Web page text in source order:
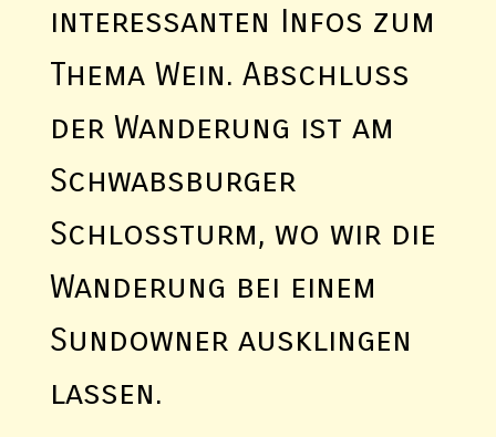
interessanten Infos zum
Thema Wein. Abschluss
der Wanderung ist am
Schwabsburger
Schlossturm, wo wir die
Wanderung bei einem
Sundowner ausklingen
lassen.